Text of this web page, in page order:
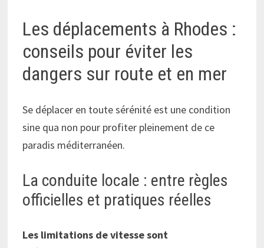
Les déplacements à Rhodes :
conseils pour éviter les
dangers sur route et en mer
Se déplacer en toute sérénité est une condition
sine qua non pour profiter pleinement de ce
paradis méditerranéen.
La conduite locale : entre règles
officielles et pratiques réelles
Les limitations de vitesse sont